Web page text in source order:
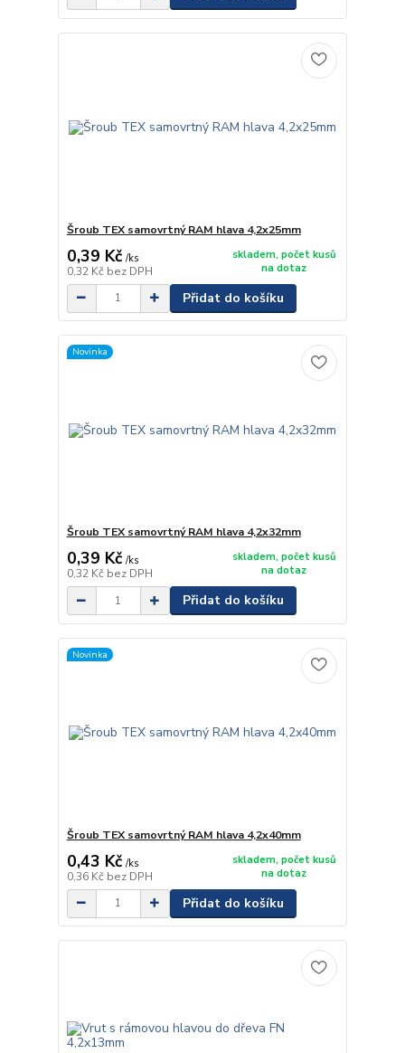
Šroub TEX samovrtný RAM hlava 4,2x25mm
0,39 Kč /ks
0,32 Kč bez DPH
skladem, počet kusů
na dotaz
Přidat do košíku
Novinka
Šroub TEX samovrtný RAM hlava 4,2x32mm
0,39 Kč /ks
0,32 Kč bez DPH
skladem, počet kusů
na dotaz
Přidat do košíku
Novinka
Šroub TEX samovrtný RAM hlava 4,2x40mm
0,43 Kč /ks
0,36 Kč bez DPH
skladem, počet kusů
na dotaz
Přidat do košíku